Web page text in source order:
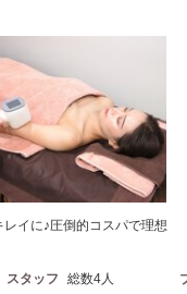
イに♪圧倒的コスパで理想
スタッフ 総数4人